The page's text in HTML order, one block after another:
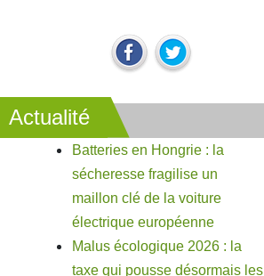
Actualité
Batteries en Hongrie : la
sécheresse fragilise un
maillon clé de la voiture
électrique européenne
Malus écologique 2026 : la
taxe qui pousse désormais les